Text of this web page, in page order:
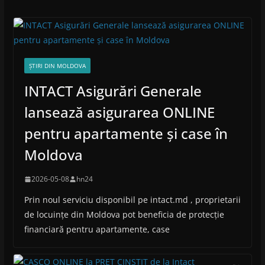
ȘTIRI DIN MOLDOVA
INTACT Asigurări Generale
lansează asigurarea ONLINE
pentru apartamente și case în
Moldova
2026-05-08 hn24
Prin noul serviciu disponibil pe intact.md , proprietarii
de locuințe din Moldova pot beneficia de protecție
financiară pentru apartamente, case